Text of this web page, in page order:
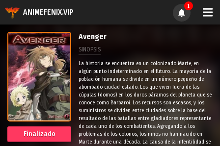
ANIMEFENIX.VIP
1
Finalizado
Avenger
SINOPSIS
La historia se encuentra en un colonizado Marte, en
algún punto indeterminado en el futuro. La mayoría de la
población humana se divide en un número pequeño de
abombado ciudad-estado. Los que viven fuera de las
cúpulas (domos) en los duros páramos del planeta que se
conoce como Barbaroi. Los recursos son escasos, y los
suministros se dividen entre ciudades sobre la base del
resultado de las batallas entre gladiadores representante
de cada uno de los combatientes. Agregando a los
problemas de los colonos, los niños no han nacido en
Marte durante una década. La causa de la inferitilidad se